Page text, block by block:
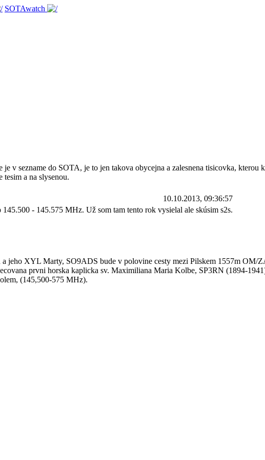
SOTAwatch
v sezname do SOTA, je to jen takova obycejna a zalesnena tisicovka,
a na slysenou.
10.10.2013, 09:36:57
- 145.575 MHz. Už som tam tento rok vysielal ale skúsim s2s.
XYL Marty, SO9ADS bude v polovine cesty mezi Pilskem 1557m OM/
prvni horska kaplicka sv. Maximiliana Maria Kolbe, SP3RN (1894-
(145,500-575 MHz).